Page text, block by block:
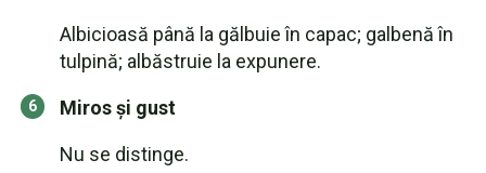
Albicioasă până la gălbuie în capac; galbenă în
tulpină; albăstruie la expunere.
Miros și gust
Nu se distinge.